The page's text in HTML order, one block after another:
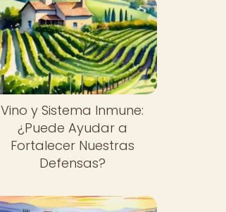
Vino y Sistema Inmune:
¿Puede Ayudar a
Fortalecer Nuestras
Defensas?